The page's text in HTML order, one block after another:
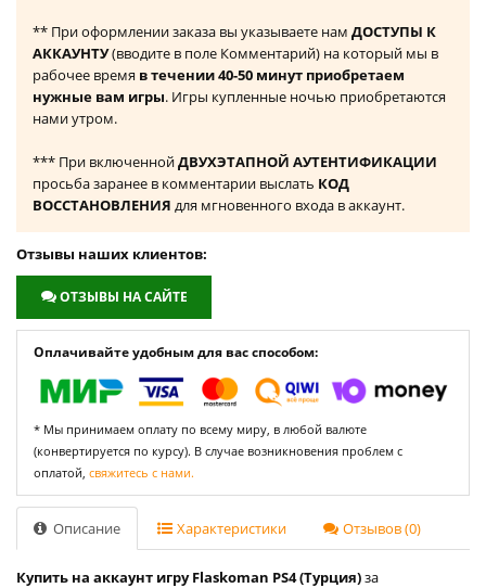
** При оформлении заказа вы указываете нам ДОСТУПЫ К
АККАУНТУ(вводите в поле Комментарий) на который мы в
рабочее время в течении 40-50 минут приобретаем
нужные вам игры. Игры купленные ночью приобретаются
нами утром.
*** При включеннойДВУХЭТАПНОЙ АУТЕНТИФИКАЦИИ
просьба заранее в комментарии выслать КОД
ВОССТАНОВЛЕНИЯ для мгновенного входа в аккаунт.
Отзывы наших клиентов:
ОТЗЫВЫ НА САЙТЕ
Оплачивайте удобным для вас способом:
* Мы принимаем оплату по всему миру, в любой валюте
(конвертируется по курсу). В случае возникновения проблем с
оплатой, свяжитесь с нами.
Описание Характеристики Отзывов (0)
Купить на аккаунт игру Flaskoman PS4 (Турция)за